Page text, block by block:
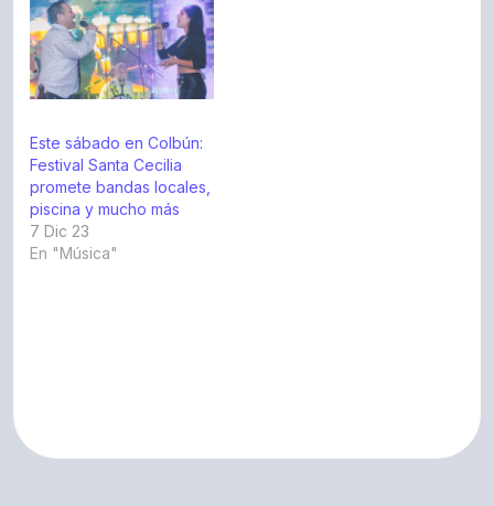
Este sábado en Colbún:
Festival Santa Cecilia
promete bandas locales,
piscina y mucho más
7 Dic 23
En "Música"